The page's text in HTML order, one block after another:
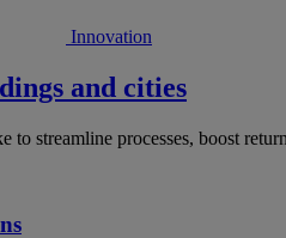
Innovation
and cities
streamline processes, boost